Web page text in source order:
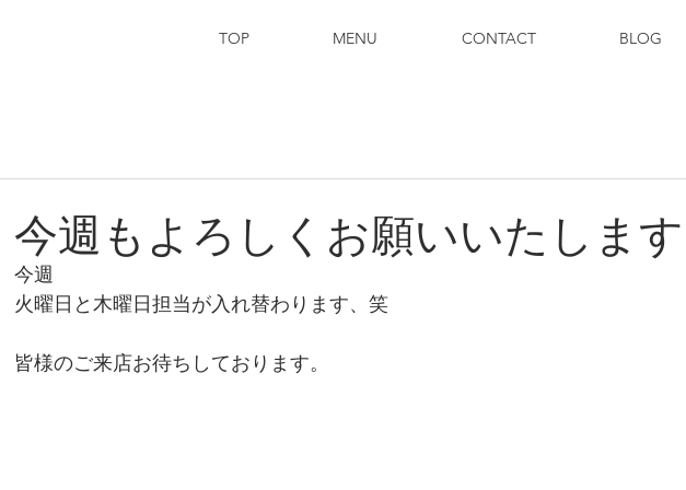
TOP MENU CONTACT BLOG
今週もよろしくお願いいたしま
今週
火曜日と木曜日担当が入れ替わります、笑
皆様のご来店お待ちしております。